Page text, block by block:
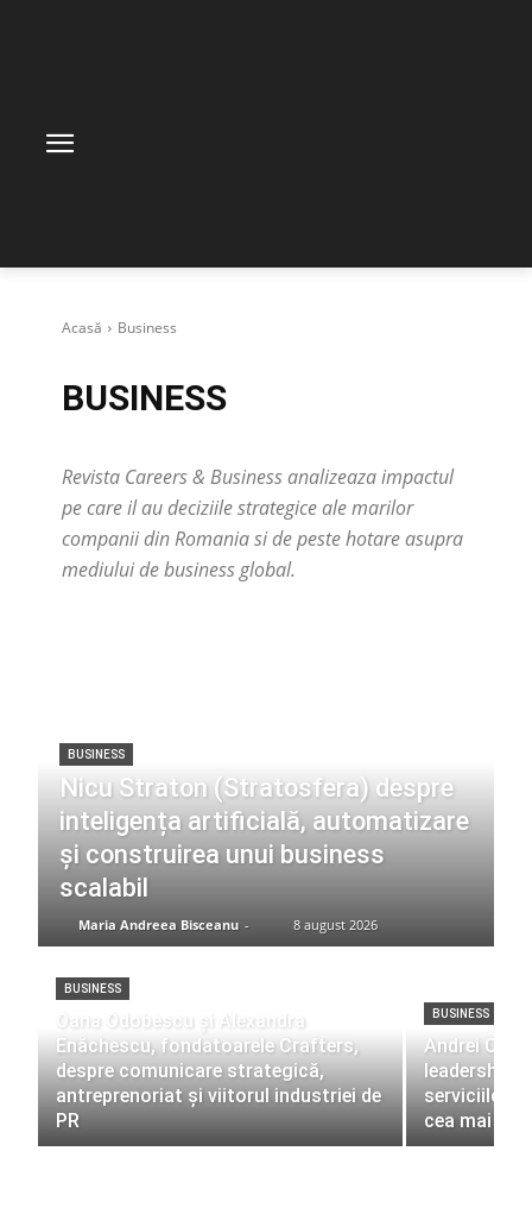
Acasă Business
BUSINESS
Revista Careers & Business analizeaza impactul
pe care il au deciziile strategice ale marilor
companii din Romania si de peste hotare asupra
mediului de business global.
BUSINESS
Nicu Straton (Stratosfera) despre
inteligența artificială, automatizare
și construirea unui business
scalabil
Maria Andreea Bisceanu - 8 august 2026
BUSINESS
Oana Odobescu și Alexandra
Enăchescu, fondatoarele Crafters,
despre comunicare strategică,
antreprenoriat și viitorul industriei de
PR
BUSINESS
Andrei
leadership,
serviciilor
cea mai